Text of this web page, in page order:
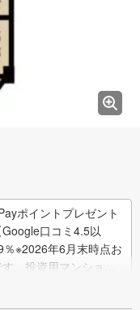
ポイントプレゼント
口コミ4.5以
※2026年6月末時点お
。投資用マンション